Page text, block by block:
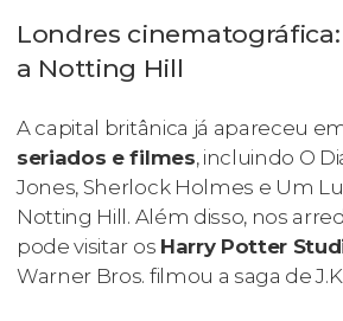
Londres
a Notting Hill
A capital britânica já apareceu
seriados e filmes, incluindo O
Jones, Sherlock Holmes e Um
Notting Hill. Além disso, nos
pode visitar os Harry Potter
Warner Bros. filmou a saga de